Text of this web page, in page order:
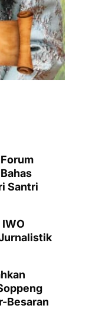
Santri
Besaran